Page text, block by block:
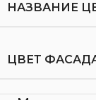
НАЗВАНИЕ
ЦВЕТ